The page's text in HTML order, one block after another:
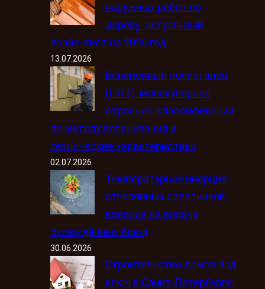
наружных работ по
дереву: актуальный
прайс-лист на 2026 год
13.07.2026
Вспененный полиэтилен
(ППЭ): молекулярное
строение, классификация
по методу вспенивания и
технические характеристики
02.07.2026
Температурная инерция
стеклянных салатников:
влияние на подачу
охлаждённых блюд
30.06.2026
Строительство домов под
ключ в Санкт-Петербурге: